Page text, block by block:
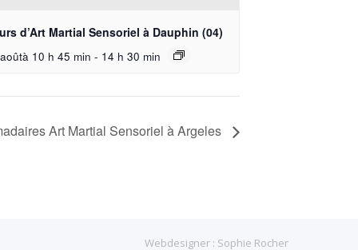
d’Art Martial Sensoriel à Dauphin (04)
10 h 45 min - 14 h 30 min
Art Martial Sensoriel à Argeles
Webdesigner : Sophie Rocher